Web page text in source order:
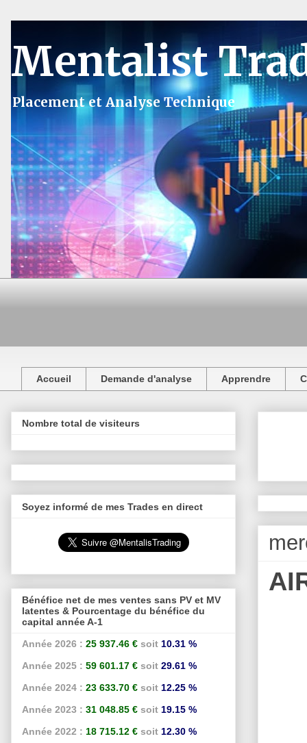
Mentalist
Placement et Analyse Technique
Accueil Demande d'analyse Apprendre
Nombre total de visiteurs
Soyez informé de mes Trades en direct
Bénéfice net de mes ventes sans PV et MV
latentes & Pourcentage du bénéfice du
capital année A-1
Année 2026 : 25 937.46 € soit 10.31 %
Année 2025 : 59 601.17 € soit 29.61 %
Année 2024 : 23 633.70 € soit 12.25 %
Année 2023 : 31 048.85 € soit 19.15 %
Année 2022 : 18 715.12 € soit 12.30 %